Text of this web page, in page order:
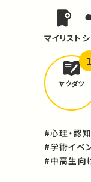
マイリスト
ヤクダツ
1
#心理・認知
#学術イベ
#中高生向